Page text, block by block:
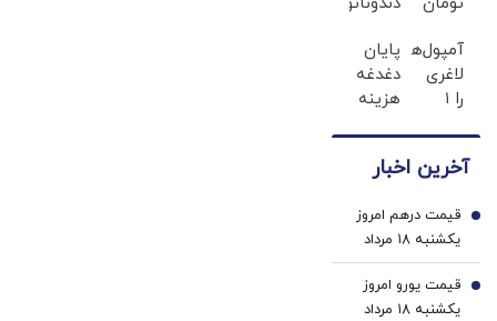
خرید
داروهای
لاغری
از
و پک
یخ!
لمینت
سفید
میکنه
آمپول‌های
لاغری
را ۱
ارزان‌تر
همه‌جا
بخر!
پایان
دغدغه
هزینه
پزشکی
سفید
کننده
خانگی
آخرین اخبار
قیمت درهم امروز
یکشنبه ۱۸ مرداد
۱۴۰۵/ افزایش
قیمت درهم
1
قیمت یورو امروز
یکشنبه ۱۸ مرداد
2